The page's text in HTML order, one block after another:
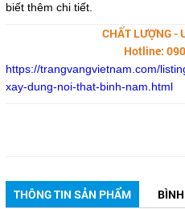
biết thêm chi tiết.
CHẤT LƯỢNG -
Hotline:
https://trangvangvietnam.com/
xay-dung-noi-that-binh-nam.html
THÔNG TIN SẢN PHẨM